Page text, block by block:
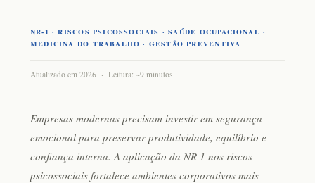
NR-1 · RISCOS PSICOSSOCIAIS · SAÚDE OCUPACIONAL ·
MEDICINA DO TRABALHO · GESTÃO PREVENTIVA
Atualizado em 2026 · Leitura: ~9 minutos
Empresas modernas precisam investir em segurança
emocional para preservar produtividade, equilíbrio e
confiança interna. A aplicação da NR 1 nos riscos
psicossociais fortalece ambientes corporativos mais